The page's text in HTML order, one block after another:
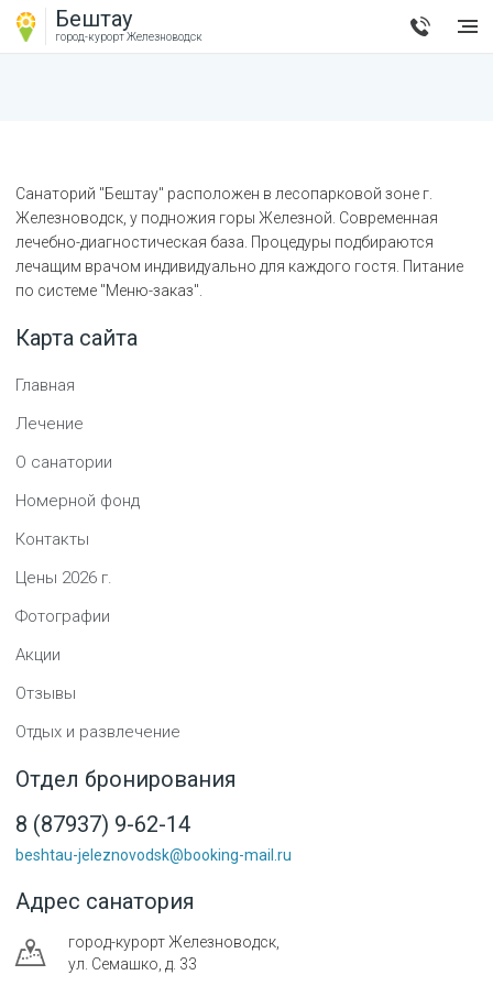
Бештау
город-курортЖелезноводск
Санаторий "Бештау" расположен в лесопарковой зоне г.
Железноводск, у подножия горы Железной. Современная
лечебно-диагностическая база. Процедуры подбираются
лечащим врачом индивидуально для каждого гостя. Питание
по системе "Меню-заказ".
Карта сайта
Главная
Лечение
О санатории
Номерной фонд
Контакты
Цены 2026 г.
Фотографии
Акции
Отзывы
Отдых и развлечение
Отдел бронирования
8 (87937) 9-62-14
beshtau-jeleznovodsk@booking-mail.ru
Адрес санатория
город-курорт Железноводск
ул. Семашко, д. 33